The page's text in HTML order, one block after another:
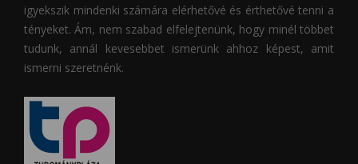
igyekszik mindenki számára elérhetővé és érthetővé tenni a
tényeket. Ám, nem szabad elfelejtenünk, hogy minél többet
tudunk, annál kevesebbet ismerünk ahhoz képest, amit
ismerni szeretnénk.